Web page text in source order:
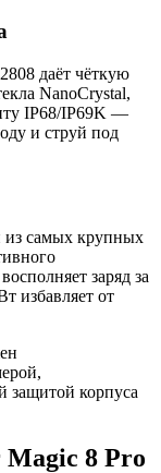
даёт чёткую
NanoCrystal,
IP68/IP69K —
и струй под
самых крупных
заряд за
избавляет от
защитой корпуса
8 Pro